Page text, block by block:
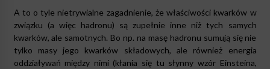
A to o tyle nietrywialne zagadnienie, że właściwości kwarków w
związku (a więc hadronu) są zupełnie inne niż tych samych
kwarków, ale samotnych. Bo np. na masę hadronu sumują się nie
tylko masy jego kwarków składowych, ale również energia
oddziaływań między nimi (kłania się tu słynny wzór Einsteina,